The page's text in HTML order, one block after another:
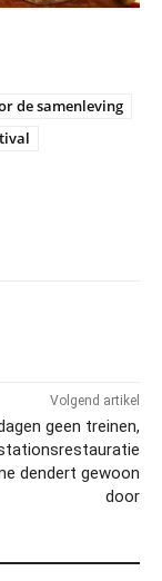
de samenleving
Volgend artikel
geen treinen,
dendert gewoon
door